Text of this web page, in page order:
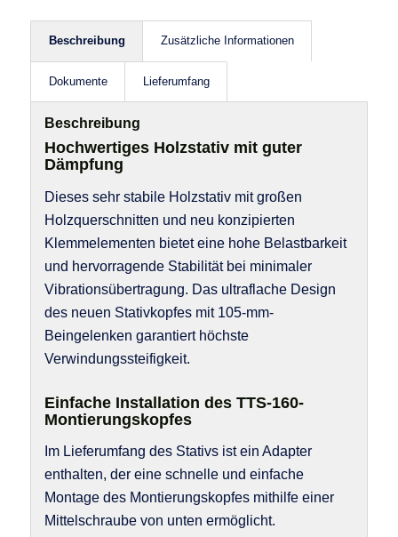
Beschreibung Zusätzliche Informationen
Dokumente Lieferumfang
Beschreibung
Hochwertiges Holzstativ mit guter
Dämpfung
Dieses sehr stabile Holzstativ mit großen
Holzquerschnitten und neu konzipierten
Klemmelementen bietet eine hohe Belastbarkeit
und hervorragende Stabilität bei minimaler
Vibrationsübertragung. Das ultraflache Design
des neuen Stativkopfes mit 105-mm-
Beingelenken garantiert höchste
Verwindungssteifigkeit.
Einfache Installation des TTS-160-
Montierungskopfes
Im Lieferumfang des Stativs ist ein Adapter
enthalten, der eine schnelle und einfache
Montage des Montierungskopfes mithilfe einer
Mittelschraube von unten ermöglicht.